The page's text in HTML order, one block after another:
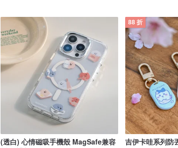
(透白) 心情磁吸手機殼 MagSafe兼容
88 折
吉伊卡哇系列防